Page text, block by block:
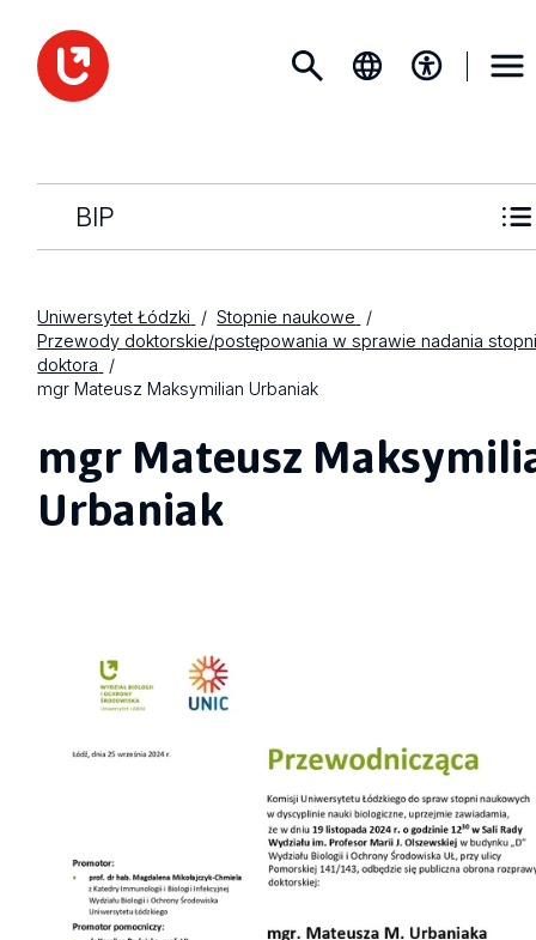
BIP
Uniwersytet Łódzki
Stopnie naukowe
Przewody doktorskie/postępowania w sprawie nadania
doktora
mgr Mateusz Maksymilian Urbaniak
mgr Mateusz
Urbaniak